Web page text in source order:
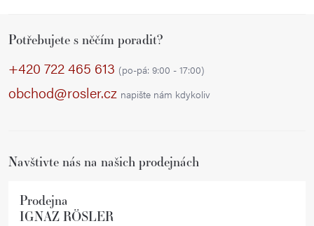
Potřebujete s něčím poradit?
+420 722 465 613 (po-pá: 9:00 - 17:00)
obchod@rosler.cz napište nám kdykoliv
Navštivte nás na našich prodejnách
Prodejna
IGNAZ RÖSLER